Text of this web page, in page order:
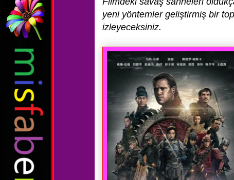
yeni yöntemler geliştirmiş bir
izleyeceksiniz.